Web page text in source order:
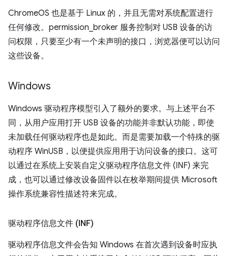
ChromeOS 也是基于 Linux 的，并且无需对系统配置进行
任何修改。permission_broker 服务控制对 USB 设备的访
问权限，只要至少有一个未声明的接口，浏览器便可以访问
这些设备。
Windows
Windows 驱动程序模型引入了额外的要求。与上述平台不
同，从用户应用打开 USB 设备的功能并非默认功能，即使
未加载任何驱动程序也是如此。而是需要加载一个特殊的驱
动程序 WinUSB，以便提供应用用于访问设备的接口。这可
以通过在系统上安装自定义驱动程序信息文件 (INF) 来完
成，也可以通过修改设备固件以在枚举期间提供 Microsoft
操作系统兼容性描述符来完成。
驱动程序信息文件 (INF)
驱动程序信息文件会告知 Windows 在首次遇到设备时应执